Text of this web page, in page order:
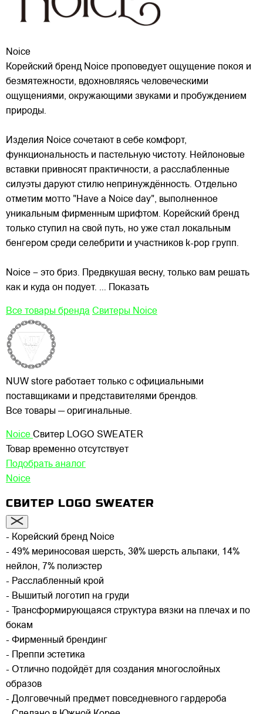
Noice
Корейский бренд Noice проповедует ощущение покоя и
безмятежности, вдохновляясь человеческими
ощущениями, окружающими звуками и пробуждением
природы.
Изделия Noice сочетают в себе комфорт,
функциональность и пастельную чистоту. Нейлоновые
вставки привносят практичности, а расслабленные
силуэты даруют стилю непринуждённость. Отдельно
отметим мотто "Have a Noice day", выполненное
уникальным фирменным шрифтом. Корейский бренд
только ступил на свой путь, но уже стал локальным
бенгером среди селебрити и участников k-pop групп.
Noice – это бриз. Предвкушая весну, только вам решать
как и куда он подует. ... Показать
Все товары бренда Свитеры Noice
NUW store работает только с официальными
поставщиками и представителями брендов.
Все товары — оригинальные.
Noice Свитер LOGO SWEATER
Товар временно отсутствует
Подобрать аналог
Noice
СВИТЕР LOGO SWEATER
- Корейский бренд Noice
- 49% мериносовая шерсть, 30% шерсть альпаки, 14%
нейлон, 7% полиэстер
- Расслабленный крой
- Вышитый логотип на груди
- Трансформирующаяся структура вязки на плечах и по
бокам
- Фирменный брендинг
- Преппи эстетика
- Отлично подойдёт для создания многослойных
образов
- Долговечный предмет повседневного гардероба